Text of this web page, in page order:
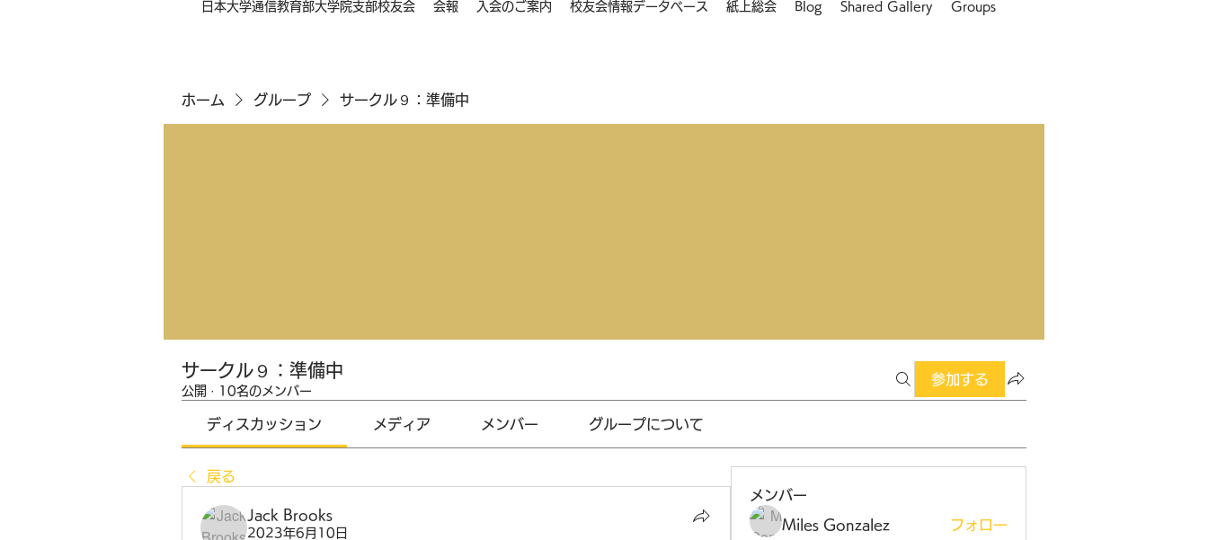
日本大学通信教育部大学院支部校友会 会報 入会のご案内 校友会情報データベース 紙上総会 Blog Shared Gallery Groups
ホーム グループ サークル９：準備中
サークル９：準備中
公開 · 10名のメンバー
参加する
ディスカッション メディア メンバー グループについて
戻る
Jack Brooks
2023年6月10日
メンバー
Miles Gonzalez フォロー